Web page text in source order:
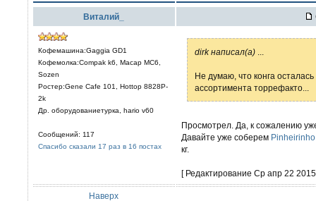
Виталий_
Кофемашина:Gaggia GD1
Кофемолка:Compak k6, Macap MC6,
Sozen
Ростер:Gene Cafe 101, Hottop 8828P-
2k
Др. оборудованиетурка, hario v60
Сообщений: 117
Спасибо сказали 17 раз в 16 постах
dirk написал(а)
Не думаю, что конга
ассортимента торрефакто...
Просмотрел. Да, к сожалению
Давайте уже соберем Pinheirinho
кг.
[ Редактирование Ср апр 22
Наверх